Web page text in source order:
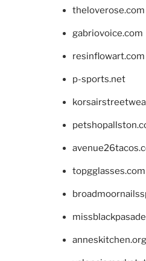
theloverose.com
gabriovoice.com
resinflowart.com
p-sports.net
topgglasses.com
anneskitchen.org